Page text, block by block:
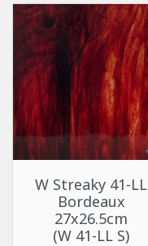
W Streaky 41-LL
Bordeaux
27x26.5cm
(W 41-LL S)